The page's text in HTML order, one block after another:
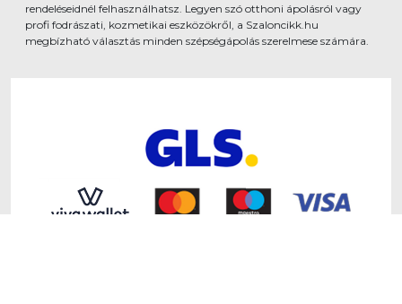
rendeléseidnél felhasználhatsz. Legyen szó otthoni ápolásról vagy
profi fodrászati, kozmetikai eszközökről, a Szaloncikk.hu
megbízható választás minden szépségápolás szerelmese számára.